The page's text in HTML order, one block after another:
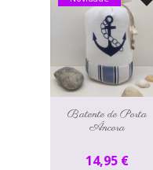
Batente de Porta
Âncora
14,95 €